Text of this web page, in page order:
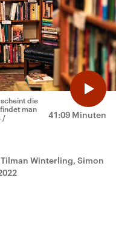
41:09 Minuten
die
man
/
Winterling, Simon